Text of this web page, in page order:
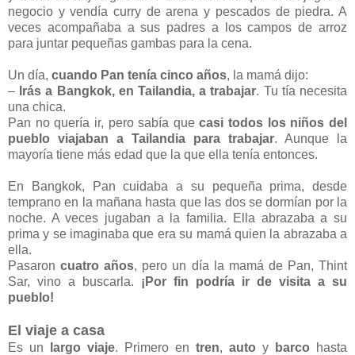
negocio y vendía curry de arena y pescados de piedra. A
veces acompañaba a sus padres a los campos de arroz
para juntar pequeñas gambas para la cena.
Un día, cuando Pan tenía cinco años, la mamá dijo:
– Irás a Bangkok, en Tailandia, a trabajar. Tu tía necesita
una chica.
Pan no quería ir, pero sabía quecasi todos los niños del
pueblo viajaban a Tailandia para trabajar. Aunque la
mayoría tiene más edad que la que ella tenía entonces.
En Bangkok, Pan cuidaba a su pequeña prima, desde
temprano en la mañana hasta que las dos se dormían por la
noche. A veces jugaban a la familia. Ella abrazaba a su
prima y se imaginaba que era su mamá quien la abrazaba a
ella.
Pasaroncuatro años, pero un día la mamá de Pan, Thint
Sar, vino a buscarla. ¡Por fin podría ir de visita a su
pueblo!
El viaje a casa
Es un largo viaje. Primero en tren, auto y barco hasta